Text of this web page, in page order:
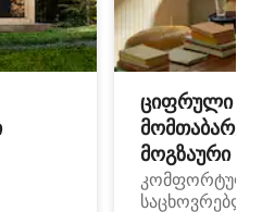
ციფრული
მოგზაური
კომფორტული